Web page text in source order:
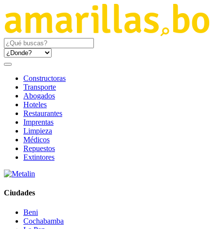
Constructoras
Transporte
Abogados
Hoteles
Restaurantes
Imprentas
Limpieza
Médicos
Repuestos
Extintores
Ciudades
Beni
Cochabamba